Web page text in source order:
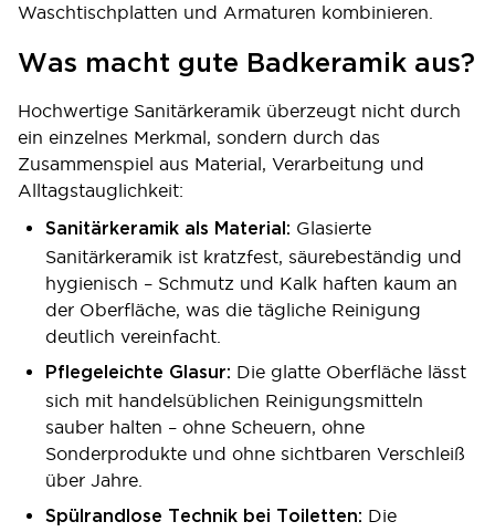
Waschtischplatten und Armaturen kombinieren.
Was macht gute Badkeramik aus?
Hochwertige Sanitärkeramik überzeugt nicht durch
ein einzelnes Merkmal, sondern durch das
Zusammenspiel aus Material, Verarbeitung und
Alltagstauglichkeit:
Sanitärkeramik als Material: Glasierte
Sanitärkeramik ist kratzfest, säurebeständig und
hygienisch – Schmutz und Kalk haften kaum an
der Oberfläche, was die tägliche Reinigung
deutlich vereinfacht.
Pflegeleichte Glasur: Die glatte Oberfläche lässt
sich mit handelsüblichen Reinigungsmitteln
sauber halten – ohne Scheuern, ohne
Sonderprodukte und ohne sichtbaren Verschleiß
über Jahre.
Spülrandlose Technik bei Toiletten: Die